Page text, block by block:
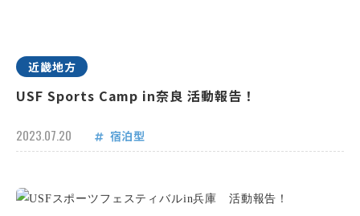
近畿地方
USF Sports Camp in奈良 活動報告！
2023.07.20 宿泊型